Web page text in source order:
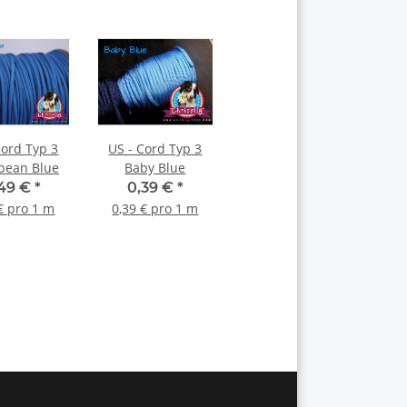
Typ 3
Blue
€ *
pro 1 m
US - Cord Typ 3
Baby Blue
0,39 € *
0,39 € pro 1 m